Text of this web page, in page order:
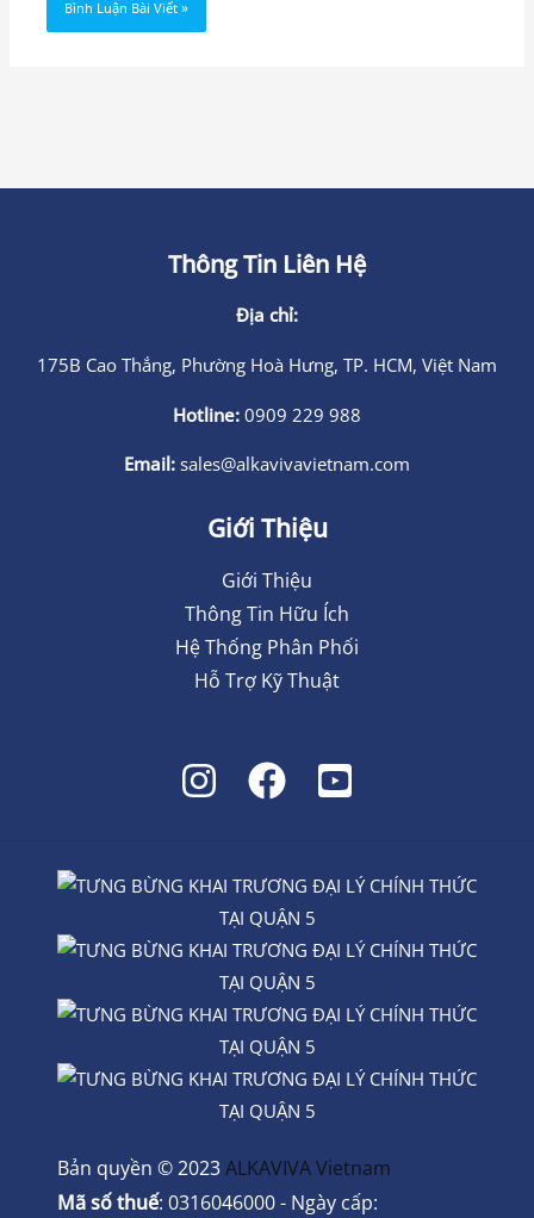
Thông Tin Liên Hệ
Địa chỉ:
175B Cao Thắng, Phường Hoà Hưng, TP. HCM, Việt Nam
Hotline: 0909 229 988
Email: sales@alkavivavietnam.com
Giới Thiệu
Giới Thiệu
Thông Tin Hữu Ích
Hệ Thống Phân Phối
Hỗ Trợ Kỹ Thuật
Bản quyền © 2023ALKAVIVA Vietnam
Mã số thuế: 0316046000 - Ngày cấp: